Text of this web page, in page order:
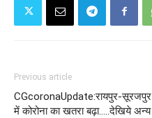
Previous article
CGcoronaUpdate:रायपुर-सूरजपुर
में कोरोना का खतरा बढ़ा…..देखिये अन्य